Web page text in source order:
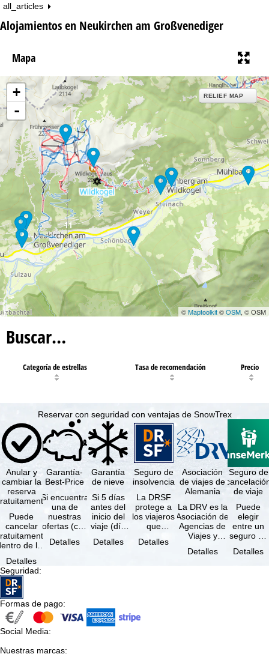
all_articles
Alojamientos en Neukirchen am Großvenediger
Mapa
11
+
-
RELIEF MAP
©Maptoolkit©OSM, © OSM
Buscar…
Categoría de estrellas Tasa de recomendación Precio
Reservar con seguridad con ventajas de SnowTrex
Anular y
cambiar la
reserva
Puede
cancelar
de los
a
reserva, …
Detalles
Garantía-
Best-Price
Si encuentra
una de
nuestras
ofertas (con
prestaciones
Detalles
Garantía
de nieve
Si 5 días
antes del
inicio del
viaje (día
ninguna de
Detalles
Seguro de
insolvencia
La DRSF
protege a
los viajeros
que
viaje
Detalles
Asociación
de viajes de
Alemania
La DRV es la
Asociación de
Agencias de
Viajes y
más grande
Detalles
Seguro de
de viaje
Puede
elegir
entre un
seguro de
de viaje
Detalles
Seguridad:
Formas de pago:
Social Media:
Nuestras marcas: